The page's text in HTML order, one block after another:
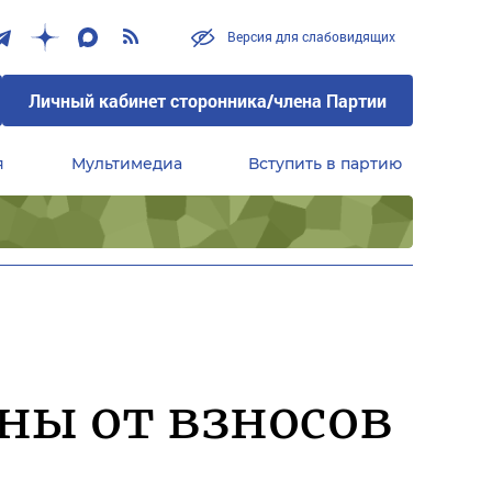
Версия для слабовидящих
Личный кабинет сторонника/члена Партии
Мультимедиа Вступить в партию
от взносов